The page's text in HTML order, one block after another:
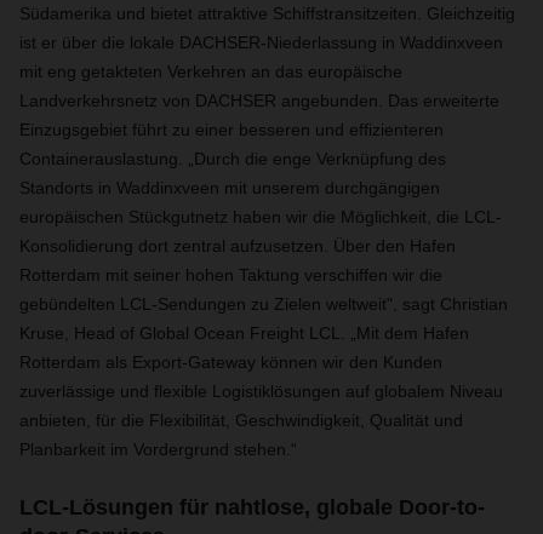
Südamerika und bietet attraktive Schiffstransitzeiten. Gleichzeitig
ist er über die lokale DACHSER-Niederlassung in Waddinxveen
mit eng getakteten Verkehren an das europäische
Landverkehrsnetz von DACHSER angebunden. Das erweiterte
Einzugsgebiet führt zu einer besseren und effizienteren
Containerauslastung. „Durch die enge Verknüpfung des
Standorts in Waddinxveen mit unserem durchgängigen
europäischen Stückgutnetz haben wir die Möglichkeit, die LCL-
Konsolidierung dort zentral aufzusetzen. Über den Hafen
Rotterdam mit seiner hohen Taktung verschiffen wir die
gebündelten LCL-Sendungen zu Zielen weltweit", sagt Christian
Kruse, Head of Global Ocean Freight LCL. „Mit dem Hafen
Rotterdam als Export-Gateway können wir den Kunden
zuverlässige und flexible Logistiklösungen auf globalem Niveau
anbieten, für die Flexibilität, Geschwindigkeit, Qualität und
Planbarkeit im Vordergrund stehen.“
LCL-Lösungen für nahtlose, globale Door-to-